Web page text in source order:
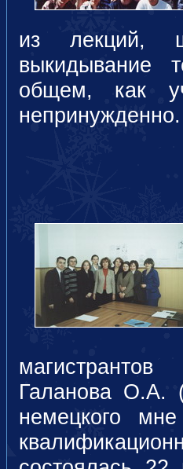
из лекций,
выкидывание
общем, как
непринужденно.
Галанова О.А.
немецкого